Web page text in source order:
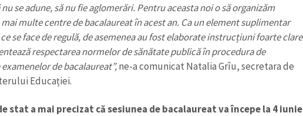
se adune, să nu fie aglomerări. Pentru aceasta noi o să organizăm
multe centre de bacalaureat în acest an. Ca un element suplimentar
se face de regulă, de asemenea au fost elaborate instrucțiuni foarte clare
respectarea normelor de sănătate publică în procedura de
de bacalaureat”,ne-a comunicat Natalia Grîu, secretara de
Educației.
stat a mai precizat că sesiunea de bacalaureat va începe la 4 iunie